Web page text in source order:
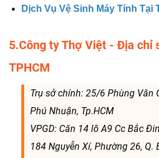
Dịch Vụ Vệ Sinh Máy Tính Tại
5.Công ty Thợ Việt - Địa chỉ
TPHCM
Trụ sở chính: 25/6 Phùng Văn
Phú Nhuận, Tp.HCM
VPGD: Căn 14 lô A9 Cc Bắc
184 Nguyễn Xí, Phường 26, Q.